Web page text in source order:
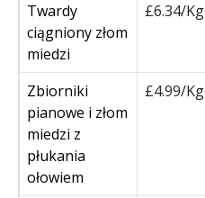
Twardy
ciągniony złom
miedzi
£6.34/Kg
Zbiorniki
pianowe i złom
miedzi z
płukania
ołowiem
£4.99/Kg